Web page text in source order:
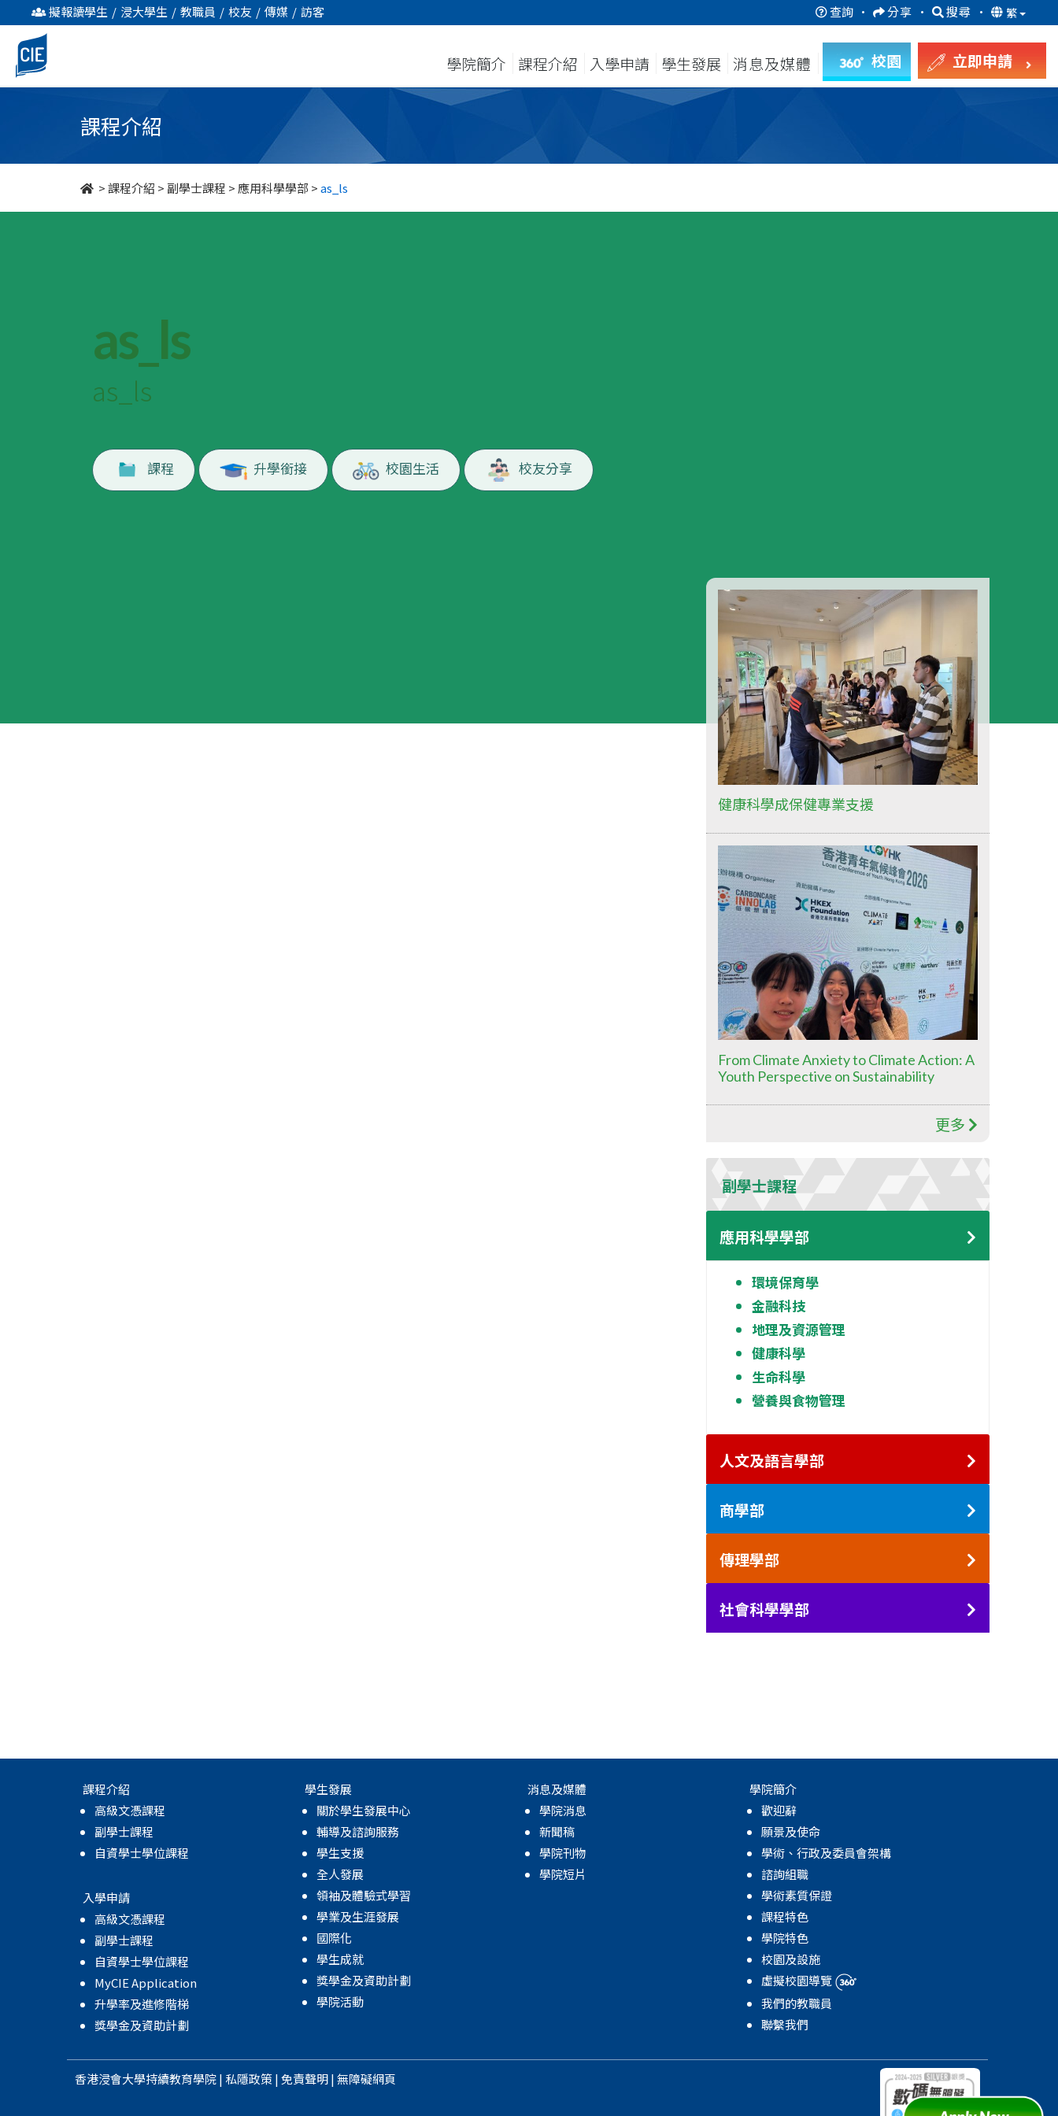
undefined
擬報讀學生 / 浸大學生 / 教職員 / 校友 / 傳媒 / 訪客 查詢 · 分享 · 搜尋 · 繁
學院簡介 課程介紹 入學申請 學生發展 消息及媒體 校園 立即申請
課程介紹
>課程介紹 > 副學士課程 > 應用科學學部 >as_ls
as_ls
as_ls
課程 升學銜接 校園生活 校友分享
健康科學成保健專業支援
From Climate Anxiety to Climate Action: A
Youth Perspective on Sustainability
更多
副學士課程
應用科學學部
環境保育學
金融科技
地理及資源管理
健康科學
生命科學
營養與食物管理
人文及語言學部
商學部
傳理學部
社會科學學部
課程介紹
高級文憑課程
副學士課程
自資學士學位課程
入學申請
高級文憑課程
副學士課程
自資學士學位課程
MyCIE Application
升學率及進修階梯
獎學金及資助計劃
學生發展
關於學生發展中心
輔導及諮詢服務
學生支援
全人發展
領袖及體驗式學習
學業及生涯發展
國際化
學生成就
獎學金及資助計劃
學院活動
消息及媒體
學院消息
新聞稿
學院刊物
學院短片
學院簡介
歡迎辭
願景及使命
學術、行政及委員會架構
諮詢組職
學術素質保證
課程特色
學院特色
校園及設施
虛擬校園導覽
我們的教職員
聯繫我們
香港浸會大學持續教育學院| 私隱政策|免責聲明|無障礙網頁